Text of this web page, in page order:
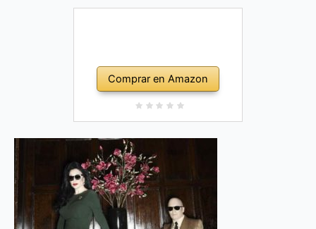
Comprar en Amazon